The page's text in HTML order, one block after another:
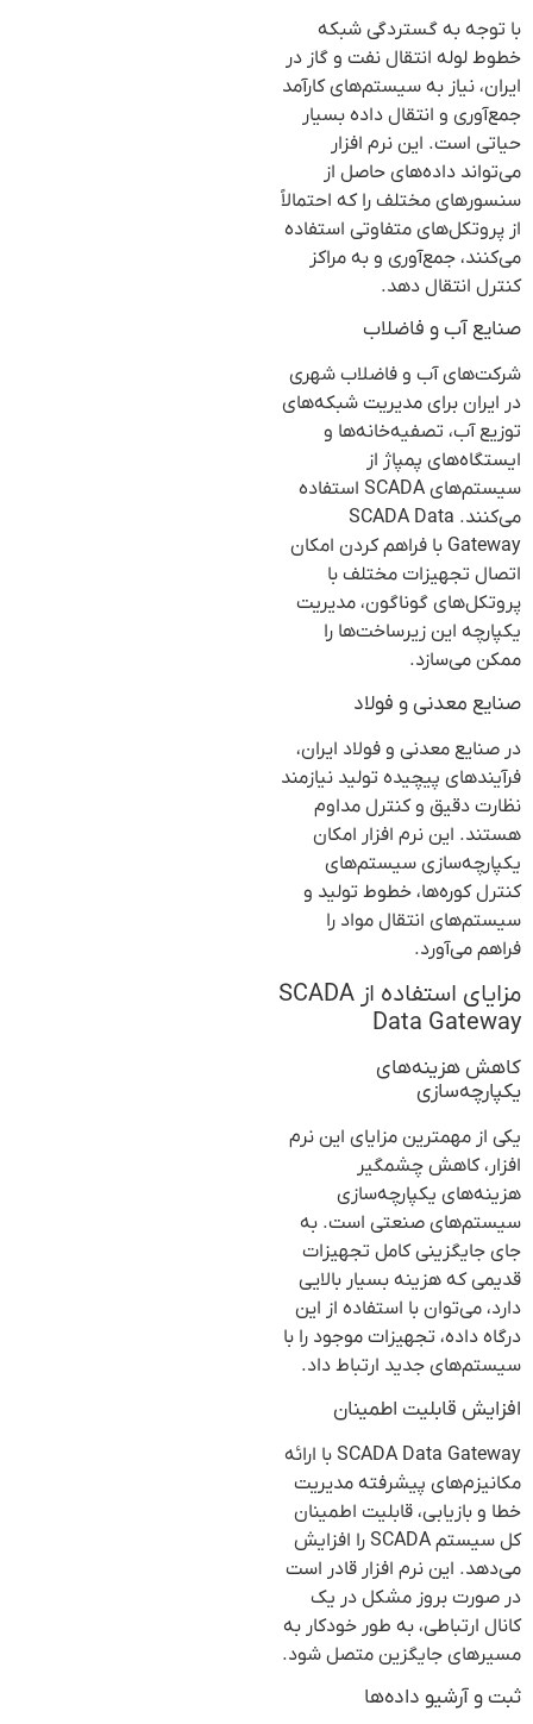
با توجه به گستردگی شبکه
خطوط لوله انتقال نفت و گاز در
ایران، نیاز به سیستم‌های کارآمد
جمع‌آوری و انتقال داده بسیار
حیاتی است. این نرم افزار
می‌تواند داده‌های حاصل از
سنسورهای مختلف را که احتمالاً
از پروتکل‌های متفاوتی استفاده
می‌کنند، جمع‌آوری و به مراکز
کنترل انتقال دهد.
صنایع آب و فاضلاب
شرکت‌های آب و فاضلاب شهری
در ایران برای مدیریت شبکه‌های
توزیع آب، تصفیه‌خانه‌ها و
ایستگاه‌های پمپاژ از
سیستم‌های SCADA استفاده
می‌کنند. SCADA Data
Gateway با فراهم کردن امکان
اتصال تجهیزات مختلف با
پروتکل‌های گوناگون، مدیریت
یکپارچه این زیرساخت‌ها را
ممکن می‌سازد.
صنایع معدنی و فولاد
در صنایع معدنی و فولاد ایران،
فرآیندهای پیچیده تولید نیازمند
نظارت دقیق و کنترل مداوم
هستند. این نرم افزار امکان
یکپارچه‌سازی سیستم‌های
کنترل کوره‌ها، خطوط تولید و
سیستم‌های انتقال مواد را
فراهم می‌آورد.
مزایای استفاده از SCADA
Data Gateway
کاهش هزینه‌های
یکپارچه‌سازی
یکی از مهمترین مزایای این نرم
افزار، کاهش چشمگیر
هزینه‌های یکپارچه‌سازی
سیستم‌های صنعتی است. به
جای جایگزینی کامل تجهیزات
قدیمی که هزینه بسیار بالایی
دارد، می‌توان با استفاده از این
درگاه داده، تجهیزات موجود را با
سیستم‌های جدید ارتباط داد.
افزایش قابلیت اطمینان
SCADA Data Gateway با ارائه
مکانیزم‌های پیشرفته مدیریت
خطا و بازیابی، قابلیت اطمینان
کل سیستم SCADA را افزایش
می‌دهد. این نرم افزار قادر است
در صورت بروز مشکل در یک
کانال ارتباطی، به طور خودکار به
مسیرهای جایگزین متصل شود.
ثبت و آرشیو داده‌ها